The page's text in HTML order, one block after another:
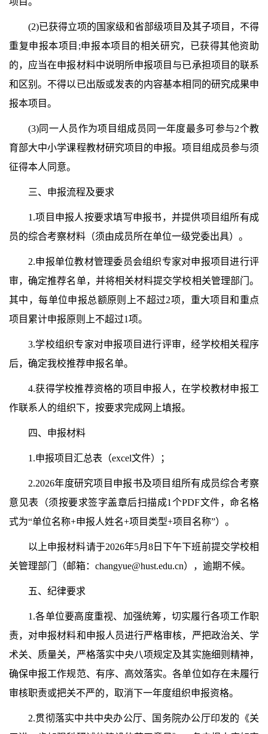
(2)已获得立项的国家级和省部级项目及其子项目，不得
重复申报本项目;申报本项目的相关研究，已获得其他资助
的，应当在申报材料中说明所申报项目与已承担项目的联系
和区别。不得以已出版或发表的内容基本相同的研究成果申
报本项目。
(3)同一人员作为项目组成员同一年度最多可参与2个教
育部大中小学课程教材研究项目的申报。项目组成员参与须
征得本人同意。
三、申报流程及要求
1.项目申报人按要求填写申报书，并提供项目组所有成
员的综合考察材料（须由成员所在单位一级党委出具）。
2.申报单位教材管理委员会组织专家对申报项目进行评
审，确定推荐名单，并将相关材料提交学校相关管理部门。
其中，每单位申报总额原则上不超过2项，重大项目和重点
项目累计申报原则上不超过1项。
3.学校组织专家对申报项目进行评审，经学校相关程序
后，确定我校推荐申报名单。
4.获得学校推荐资格的项目申报人，在学校教材申报工
作联系人的组织下，按要求完成网上填报。
四、申报材料
1.申报项目汇总表（excel文件）；
2.2026年度研究项目申报书及项目组所有成员综合考察
意见表（须按要求签字盖章后扫描成1个PDF文件，命名格
式为“单位名称+申报人姓名+项目类型+项目名称”）。
以上申报材料请于2026年5月8日下午下班前提交学校相
关管理部门（邮箱：changyue@hust.edu.cn），逾期不候。
五、纪律要求
1.各单位要高度重视、加强统筹，切实履行各项工作职
责，对申报材料和申报人员进行严格审核，严把政治关、学
术关、质量关，严格落实中央八项规定及其实施细则精神，
确保申报工作规范、有序、高效落实。各单位如存在未履行
审核职责或把关不严的，取消下一年度组织申报资格。
2.贯彻落实中共中央办公厅、国务院办公厅印发的《关